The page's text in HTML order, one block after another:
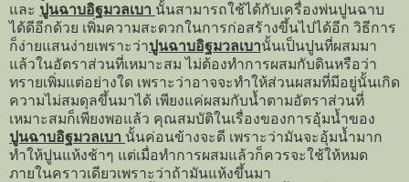
และ ปูนฉาบอิฐมวลเบา นั้นสามารถใช้ได้กับเครื่องพ่นปูนฉาบ
ได้ดีอีกด้วย เพิ่มความสะดวกในการก่อสร้างขึ้นไปได้อีก วิธีการ
ก็ง่ายแสนง่ายเพราะว่าปูนฉาบอิฐมวลเบานั้นเป็นปูนที่ผสมมา
แล้วในอัตราส่วนที่เหมาะสม ไม่ต้องทำการผสมกับดินหรือว่า
ทรายเพิ่มแต่อย่างใด เพราะว่าอาจจะทำให้ส่วนผสมที่มีอยู่นั้นเกิด
ความไม่สมดุลขึ้นมาได้ เพียงแค่ผสมกับน้ำตามอัตราส่วนที่
เหมาะสมก็เพียงพอแล้ว คุณสมบัติในเรื่องของการอุ้มน้ำของ
ปูนฉาบอิฐมวลเบา นั้นค่อนข้างจะดี เพราะว่ามันจะอุ้มน้ำมาก
ทำให้ปูนแห้งช้าๆ แต่เมื่อทำการผสมแล้วก็ควรจะใช้ให้หมด
ภายในคราวเดียวเพราะว่าถ้ามันแห้งขึ้นมา